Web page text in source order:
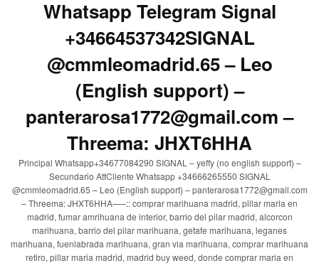
Whatsapp Telegram Signal
+34664537342SIGNAL
@cmmleomadrid.65 – Leo
(English support) –
panterarosa1772@gmail.com –
Threema: JHXT6HHA
Principal Whatsapp+34677084290 SIGNAL – yeffy (no english support) –
Secundario AttCliente Whatsapp +34666265550 SIGNAL
@cmmleomadrid.65 – Leo (English support) – panterarosa1772@gmail.com
– Threema: JHXT6HHA—–:: comprar marihuana madrid, pillar maria en
madrid, fumar amrihuana de interior, barrio del pilar madrid, alcorcon
marihuana, barrio del pilar marihuana, getafe marihuana, leganes
marihuana, fuenlabrada marihuana, gran via marihuana, comprar marihuana
retiro, pillar maria madrid, madrid buy weed, donde comprar maria en